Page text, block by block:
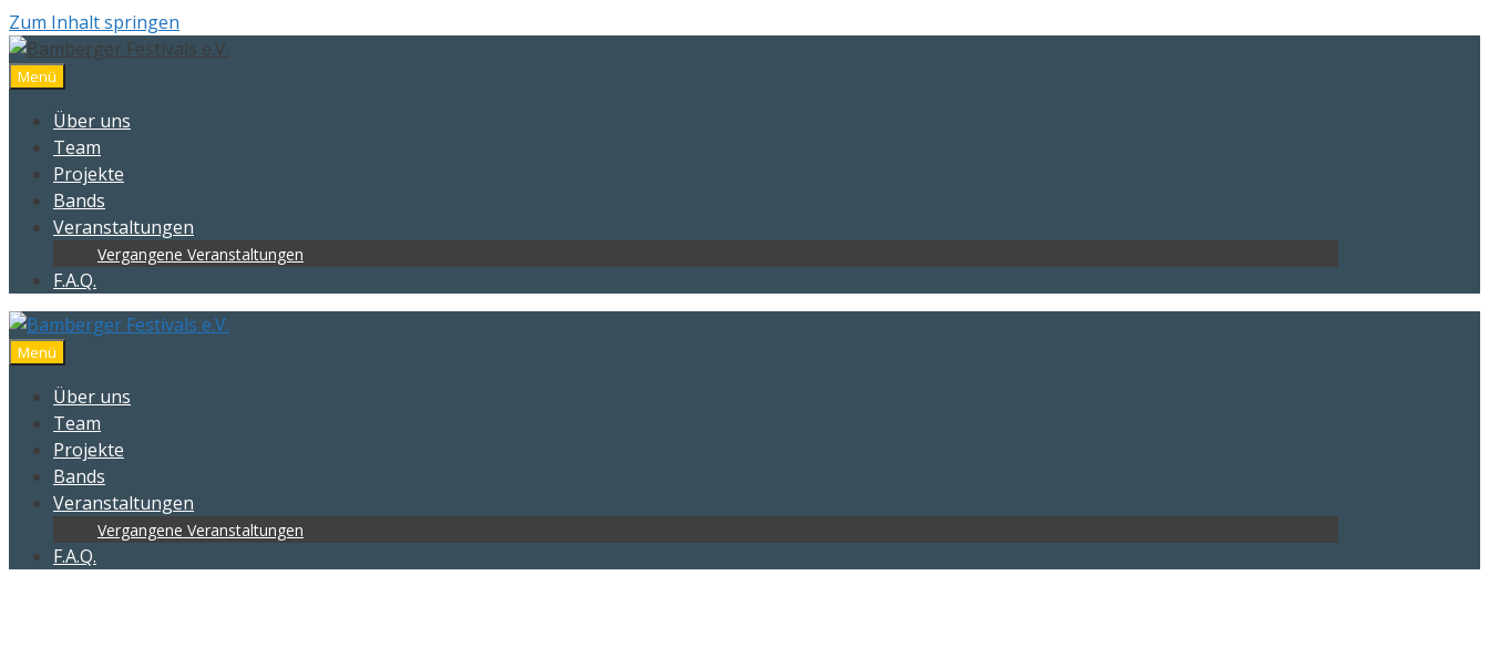
Zum Inhalt springen
Menü
Über uns
Team
Projekte
Bands
Veranstaltungen
Vergangene Veranstaltungen
F.A.Q.
Menü
Über uns
Team
Projekte
Bands
Veranstaltungen
Vergangene Veranstaltungen
F.A.Q.